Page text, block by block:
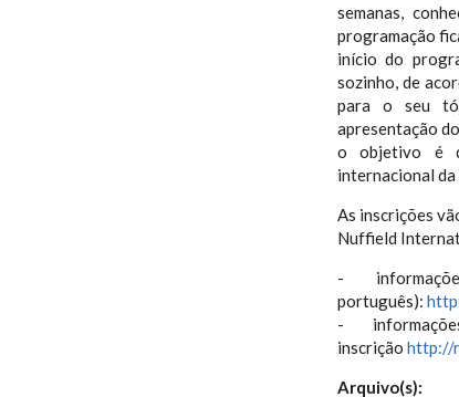
semanas,
programação
início do
sozinho, de
para o seu
apresentação
o objetivo é
internacional
As inscrições
Nuffield
-
português):
-
inscrição http://
Arquivo(s):